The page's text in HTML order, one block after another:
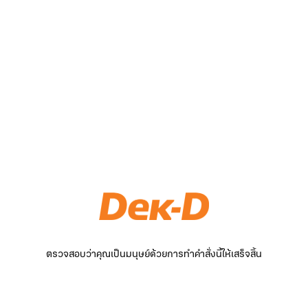
ตรวจสอบว่าคุณเป็นมนุษย์ด้วยการทำคำสั่งนี้ให้เสร็จสิ้น